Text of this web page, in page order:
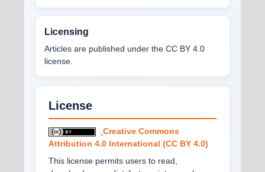
Licensing
Articles are published under the CC BY 4.0
license.
License
Creative Commons
Attribution 4.0 International (CC BY 4.0)
This license permits users to read,